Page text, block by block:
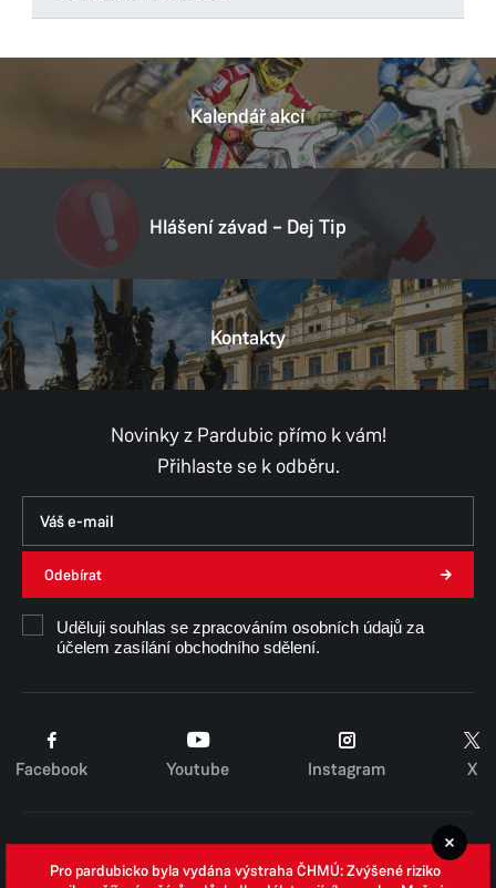
U Divadla 828
530 02 Pardubice
+420 466 046 011
E-mail: posta@umo1.mmp.cz
00274046
Provozní doba
Pondělí
8:00–17:00
8:00–17:00
8:00–15:30
Pátek 8:00–14:30
Kalendář akcí
Hlášení závad – Dej Tip
Kontakty
Novinky z Pardubic přímo k vám!
Přihlaste se k odběru.
Odebírat
Uděluji souhlas se zpracováním osobních údajů za
účelem zasílání obchodního sdělení.
Facebook Youtube Instagram X
Pro pardubicko byla vydána výstraha ČHMÚ: Zvýšené riziko